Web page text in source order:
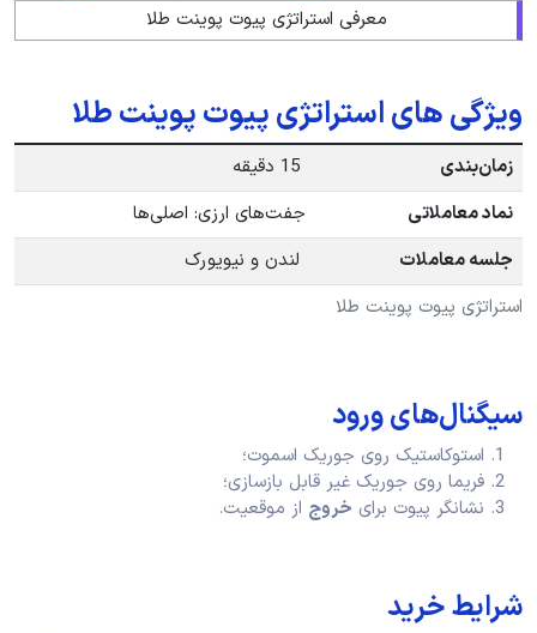
معرفی استراتژی پیوت پوینت طلا
ویژگی های استراتژی پیوت پوینت طلا
استراتژی پیوت پوینت طلا
زمان‌بندی
نماد معاملاتی
جفت‌های ارزی: اصلی‌ها
جلسه معاملات
لندن و نیویورک
سیگنال‌های ورود
استوکاستیک روی جوریک اسموت؛
فریما روی جوریک غیر قابل بازسازی؛
نشانگر پیوت برای خروج از موقعیت.
شرایط خرید